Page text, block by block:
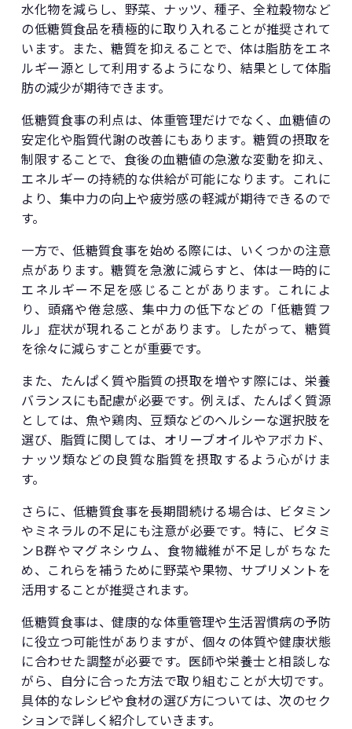
水化物を減らし、野菜、ナッツ、種子、全粒穀物など
の低糖質食品を積極的に取り入れることが推奨されて
います。また、糖質を抑えることで、体は脂肪をエネ
ルギー源として利用するようになり、結果として体脂
肪の減少が期待できます。
低糖質食事の利点は、体重管理だけでなく、血糖値の
安定化や脂質代謝の改善にもあります。糖質の摂取を
制限することで、食後の血糖値の急激な変動を抑え、
エネルギーの持続的な供給が可能になります。これに
より、集中力の向上や疲労感の軽減が期待できるので
す。
一方で、低糖質食事を始める際には、いくつかの注意
点があります。糖質を急激に減らすと、体は一時的に
エネルギー不足を感じることがあります。これによ
り、頭痛や倦怠感、集中力の低下などの「低糖質フ
ル」症状が現れることがあります。したがって、糖質
を徐々に減らすことが重要です。
また、たんぱく質や脂質の摂取を増やす際には、栄養
バランスにも配慮が必要です。例えば、たんぱく質源
としては、魚や鶏肉、豆類などのヘルシーな選択肢を
選び、脂質に関しては、オリーブオイルやアボカド、
ナッツ類などの良質な脂質を摂取するよう心がけま
す。
さらに、低糖質食事を長期間続ける場合は、ビタミン
やミネラルの不足にも注意が必要です。特に、ビタミ
ンB群やマグネシウム、食物繊維が不足しがちなた
め、これらを補うために野菜や果物、サプリメントを
活用することが推奨されます。
低糖質食事は、健康的な体重管理や生活習慣病の予防
に役立つ可能性がありますが、個々の体質や健康状態
に合わせた調整が必要です。医師や栄養士と相談しな
がら、自分に合った方法で取り組むことが大切です。
具体的なレシピや食材の選び方については、次のセク
ションで詳しく紹介していきます。